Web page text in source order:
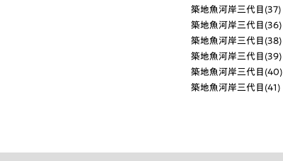
築地魚河岸三代目(37)
築地魚河岸三代目(36)
築地魚河岸三代目(38)
築地魚河岸三代目(39)
築地魚河岸三代目(40)
築地魚河岸三代目(41)